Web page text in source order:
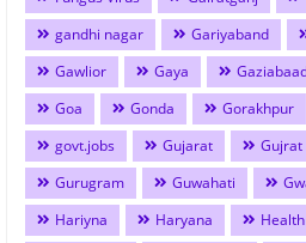
gandhi nagar
Gariyaband
Gawlior
Gaya
Goa
Gonda Gorakhpur
govt.jobs
Gujarat Gujrat
Gurugram
Guwahati
Hariyna
Haryana Health